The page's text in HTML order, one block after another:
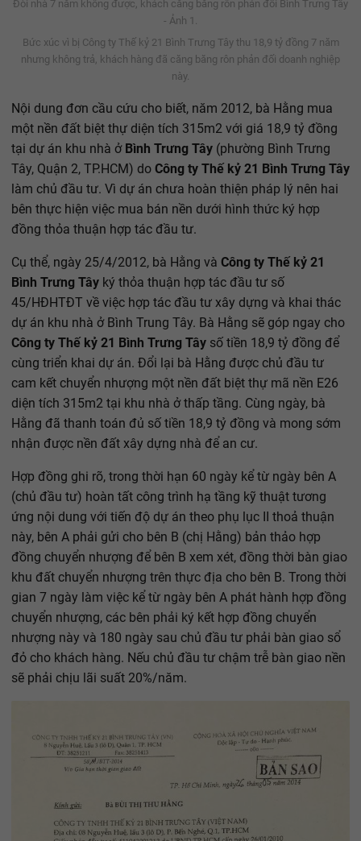
Đòi nhà 7 năm không được, khách căng băng rôn phản đối Bình Trưng Tây
- Ảnh 1.
Bức xúc vì bị Công ty Thế kỷ 21 Bình Trưng Tây thu 18,9 tỷ đồng 7 năm
nhưng không trả, khách hàng đã căng băng rôn phản đối doanh nghiệp
này.
Nội dung đơn cầu cứu cho biết, năm 2012, bà Hằng mua
một nền đất biệt thự diện tích 315m2 với giá 18,9 tỷ đồng
tại dự án khu nhà ở Bình Trưng Tây (phường Bình Trưng
Tây, Quận 2, TP.HCM) do Công ty Thế kỷ 21 Bình Trưng Tây
làm chủ đầu tư. Vì dự án chưa hoàn thiện pháp lý nên hai
bên thực hiện việc mua bán nền dưới hình thức ký hợp
đồng thỏa thuận hợp tác đầu tư.
Cụ thể, ngày 25/4/2012, bà Hằng và Công ty Thế kỷ 21
Bình Trưng Tây ký thỏa thuận hợp tác đầu tư số
45/HĐHTĐT về việc hợp tác đầu tư xây dựng và khai thác
dự án khu nhà ở Bình Trung Tây. Bà Hằng sẽ góp ngay cho
Công ty Thế kỷ 21 Bình Trưng Tây số tiền 18,9 tỷ đồng để
cùng triển khai dự án. Đổi lại bà Hằng được chủ đầu tư
cam kết chuyển nhượng một nền đất biệt thự mã nền E26
diện tích 315m2 tại khu nhà ở thấp tầng. Cùng ngày, bà
Hằng đã thanh toán đủ số tiền 18,9 tỷ đồng và mong sớm
nhận được nền đất xây dựng nhà để an cư.
Hợp đồng ghi rõ, trong thời hạn 60 ngày kể từ ngày bên A
(chủ đầu tư) hoàn tất công trình hạ tầng kỹ thuật tương
ứng nội dung với tiến độ dự án theo phụ lục II thoả thuận
này, bên A phải gửi cho bên B (chị Hằng) bản thảo hợp
đồng chuyển nhượng để bên B xem xét, đồng thời bàn giao
khu đất chuyển nhượng trên thực địa cho bên B. Trong thời
gian 7 ngày làm việc kể từ ngày bên A phát hành hợp đồng
chuyển nhượng, các bên phải ký kết hợp đồng chuyển
nhượng này và 180 ngày sau chủ đầu tư phải bàn giao sổ
đỏ cho khách hàng. Nếu chủ đầu tư chậm trễ bàn giao nền
sẽ phải chịu lãi suất 20%/năm.